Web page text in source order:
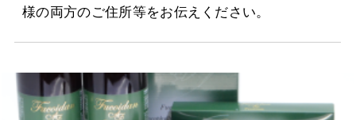
様の両方のご住所等をお伝えください。